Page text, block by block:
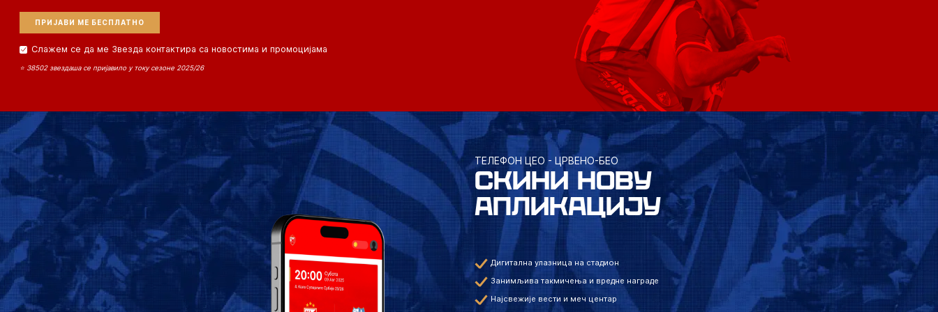
Слажем се да ме Звезда контактира са новостима и промоцијама
⭐ 38502 звездаша се пријавило у току сезоне 2025/26
ТЕЛЕФОН ЦЕО - ЦРВЕНО-БЕО
СКИНИ НОВУ
АПЛИКАЦИЈУ
Дигитална улазница на стадион
Занимљива такмичења и вредне награде
Најсвежије вести и меч центар